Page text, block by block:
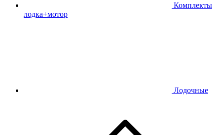
Комплекты
лодка+мотор
Лодочные